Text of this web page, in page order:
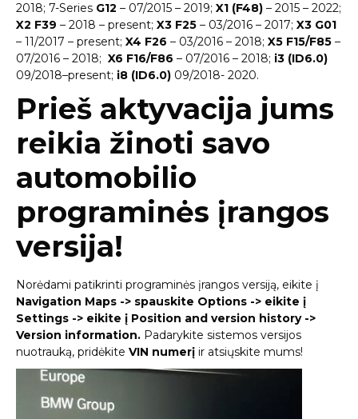
2018; 7-Series G12 – 07/2015 – 2019; X1 (F48) – 2015 – 2022;
X2 F39 – 2018 – present; X3 F25 – 03/2016 – 2017; X3 G01
– 11/2017 – present; X4 F26 – 03/2016 – 2018; X5 F15/F85 –
07/2016 – 2018; X6 F16/F86 – 07/2016 – 2018; i3 (ID6.0)
09/2018–present; i8 (ID6.0) 09/2018- 2020.
Prieš aktyvacija jums
reikia žinoti savo
automobilio
programinės įrangos
versija!
Norėdami patikrinti programinės įrangos versiją, eikite į
Navigation Maps -> spauskite Options -> eikite į
Settings -> eikite į Position and version history ->
Version information. Padarykite sistemos versijos
nuotrauką, pridėkite VIN numerį ir atsiųskite mums!